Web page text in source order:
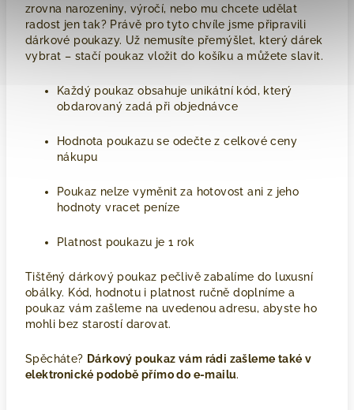
zrovna narozeniny, výročí, nebo mu chcete udělat
radost jen tak? Právě pro tyto chvíle jsme připravili
dárkové poukazy. Už nemusíte přemýšlet, který dárek
vybrat – stačí poukaz vložit do košíku a můžete slavit.
Každý poukaz obsahuje unikátní kód, který
obdarovaný zadá při objednávce
Hodnota poukazu se odečte z celkové ceny
nákupu
Poukaz nelze vyměnit za hotovost ani z jeho
hodnoty vracet peníze
Platnost poukazu je 1 rok
Tištěný dárkový poukaz pečlivě zabalíme do luxusní
obálky. Kód, hodnotu i platnost ručně doplníme a
poukaz vám zašleme na uvedenou adresu, abyste ho
mohli bez starostí darovat.
Spěcháte? Dárkový poukaz vám rádi zašleme také v
elektronické podobě přímo do e-mailu.